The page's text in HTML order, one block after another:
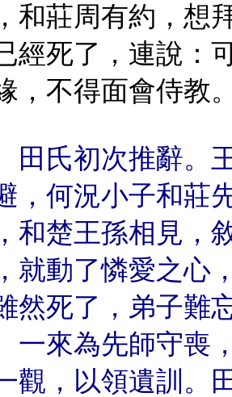
和莊周有約，想
經死了，連說：
，不得面會侍教
氏初次推辭。王
，何況小子和莊
和楚王孫相見，
就動了憐愛之心
然死了，弟子難
一來為先師守喪
觀，以領遺訓。